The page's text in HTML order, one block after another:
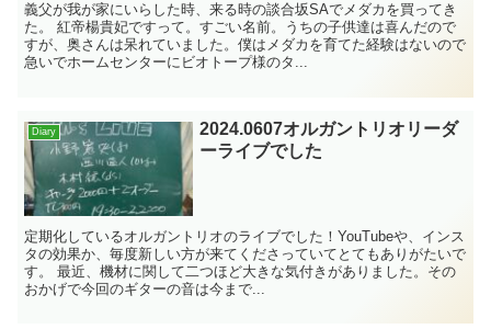
義父が我が家にいらした時、来る時の談合坂SAでメダカを買ってき
た。 紅帝楊貴妃ですって。すごい名前。うちの子供達は喜んだので
すが、奥さんは呆れていました。僕はメダカを育てた経験はないので
急いでホームセンターにビオトープ様のタ...
Diary
2024.0607オルガントリオリーダ
ーライブでした
定期化しているオルガントリオのライブでした！YouTubeや、インス
タの効果か、毎度新しい方が来てくださっていてとてもありがたいで
す。 最近、機材に関して二つほど大きな気付きがありました。その
おかげで今回のギターの音は今まで...